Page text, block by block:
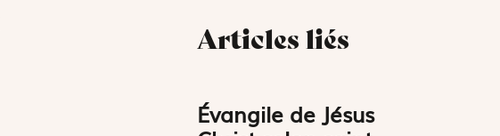
Articles liés
Évangile de Jésus